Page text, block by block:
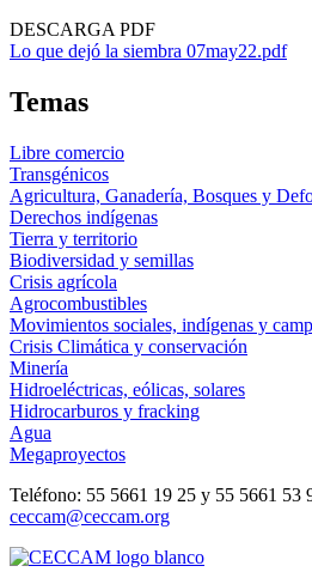
DESCARGA PDF
Lo que dejó la siembra 07may22.pdf
Temas
Libre comercio
Transgénicos
Agricultura, Ganadería, Bosques y
Derechos indígenas
Tierra y territorio
Biodiversidad y semillas
Crisis agrícola
Agrocombustibles
Movimientos sociales, indígenas y
Crisis Climática y conservación
Minería
Hidroeléctricas, eólicas, solares
Hidrocarburos y fracking
Agua
Megaproyectos
Teléfono: 55 5661 19 25 y 55 5661 53
ceccam@ceccam.org